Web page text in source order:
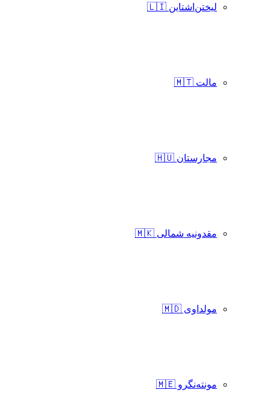
لیختن‌اشتاین 🇱🇮
مالت 🇲🇹
مجارستان 🇭🇺
مقدونیه شمالی 🇲🇰
مولداوی 🇲🇩
مونته‌نگرو 🇲🇪